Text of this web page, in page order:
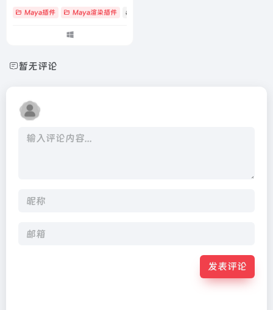
Maya插件 Maya渲染插件 # ACEScg
暂无评论
发表评论